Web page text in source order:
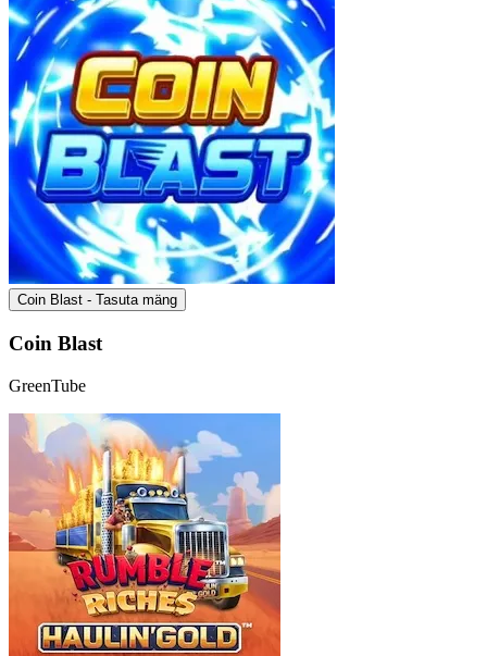
Coin Blast - Tasuta mäng
Coin Blast
GreenTube